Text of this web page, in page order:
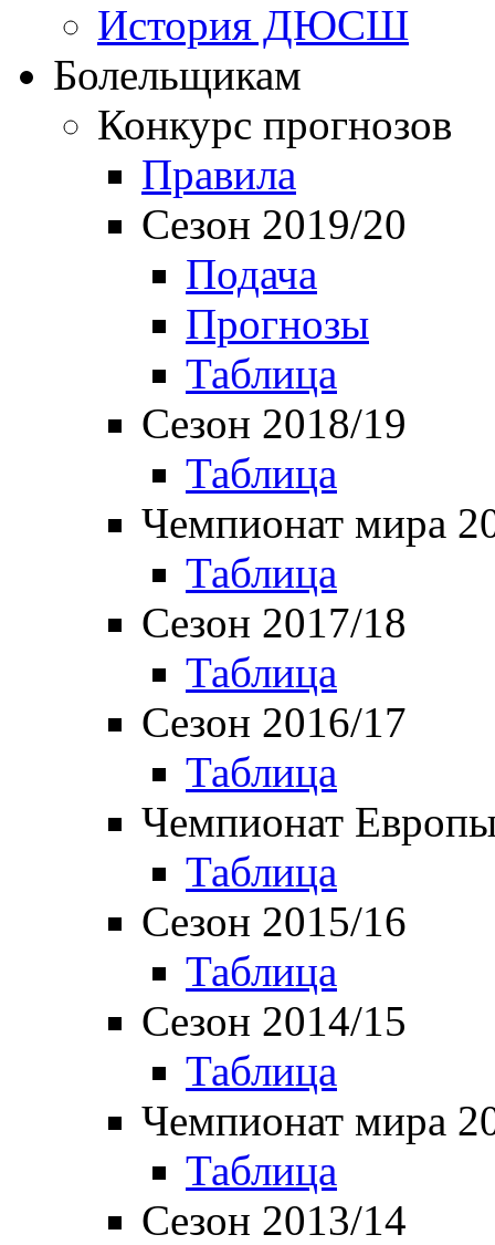
История ДЮСШ
Болельщикам
Конкурс прогнозов
Правила
Сезон 2019/20
Подача
Прогнозы
Таблица
Сезон 2018/19
Таблица
Чемпионат мира
Таблица
Сезон 2017/18
Таблица
Сезон 2016/17
Таблица
Чемпионат
Таблица
Сезон 2015/16
Таблица
Сезон 2014/15
Таблица
Чемпионат мира
Таблица
Сезон 2013/14